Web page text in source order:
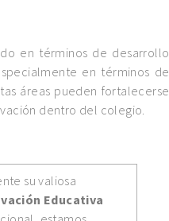
en términos de desarrollo
en términos de
áreas pueden fortalecerse
dentro del colegio.
su valiosa
Educativa